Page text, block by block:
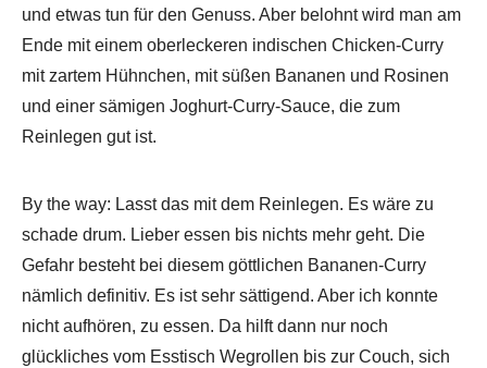
und etwas tun für den Genuss. Aber belohnt wird man am
Ende mit einem oberleckeren indischen Chicken-Curry
mit zartem Hühnchen, mit süßen Bananen und Rosinen
und einer sämigen Joghurt-Curry-Sauce, die zum
Reinlegen gut ist.
By the way: Lasst das mit dem Reinlegen. Es wäre zu
schade drum. Lieber essen bis nichts mehr geht. Die
Gefahr besteht bei diesem göttlichen Bananen-Curry
nämlich definitiv. Es ist sehr sättigend. Aber ich konnte
nicht aufhören, zu essen. Da hilft dann nur noch
glückliches vom Esstisch Wegrollen bis zur Couch, sich